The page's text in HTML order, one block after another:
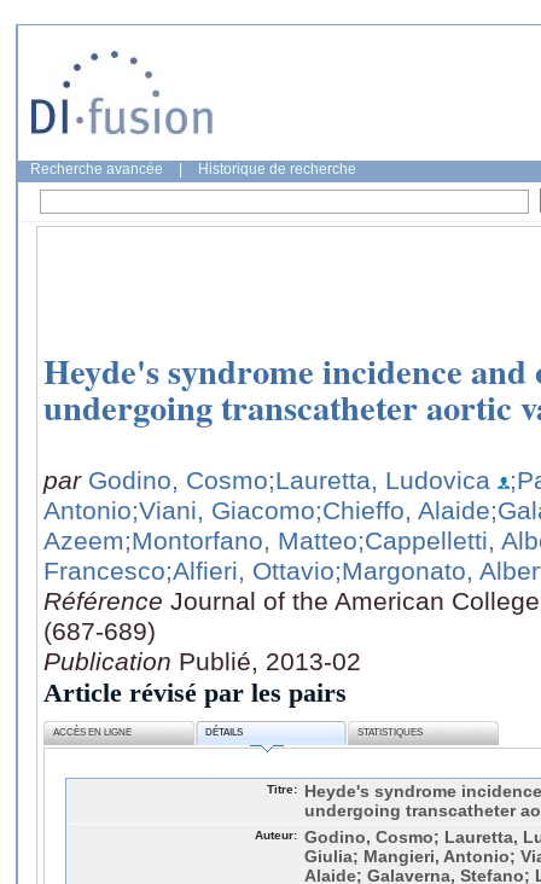
Recherche avancée Historique de recherche
Heyde's syndrome incidence
undergoing transcatheter aortic
par Godino, Cosmo;Lauretta, Ludovica
Antonio;Viani, Giacomo;Chieffo, Alaide
Azeem;Montorfano, Matteo;Cappelletti,
Francesco;Alfieri, Ottavio;Margonato,
Référence Journal of the American
(687-689)
Publication Publié, 2013-02
Article révisé par les pairs
ACCÈS EN LIGNE DÉTAILS STATISTIQUES
Titre:
Heyde's syndrome
undergoing transcatheter
Auteur: Godino, Cosmo; Lauretta,
Giulia; Mangieri, Antonio;
Alaide; Galaverna, Stefano;